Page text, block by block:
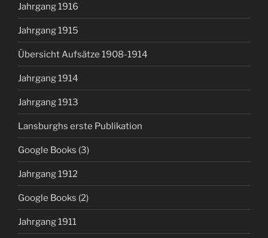
Jahrgang 1916
Jahrgang 1915
Übersicht Aufsätze 1908-1914
Jahrgang 1914
Jahrgang 1913
Lansburghs erste Publikation
Google Books (3)
Jahrgang 1912
Google Books (2)
Jahrgang 1911